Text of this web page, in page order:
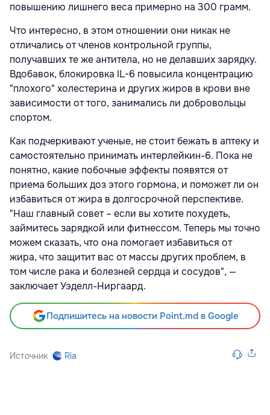
повышению лишнего веса примерно на 300 грамм.
Что интересно, в этом отношении они никак не
отличались от членов контрольной группы,
получавших те же антитела, но не делавших зарядку.
Вдобавок, блокировка IL-6 повысила концентрацию
"плохого" холестерина и других жиров в крови вне
зависимости от того, занимались ли добровольцы
спортом.
Как подчеркивают ученые, не стоит бежать в аптеку и
самостоятельно принимать интерлейкин-6. Пока не
понятно, какие побочные эффекты появятся от
приема больших доз этого гормона, и поможет ли он
избавиться от жира в долгосрочной перспективе.
"Наш главный совет – если вы хотите похудеть,
займитесь зарядкой или фитнессом. Теперь мы точно
можем сказать, что она помогает избавиться от
жира, что защитит вас от массы других проблем, в
том числе рака и болезней сердца и сосудов", —
заключает Уэделл-Ниргаард.
Подпишитесь на новости Point.md в Google
Источник Ria